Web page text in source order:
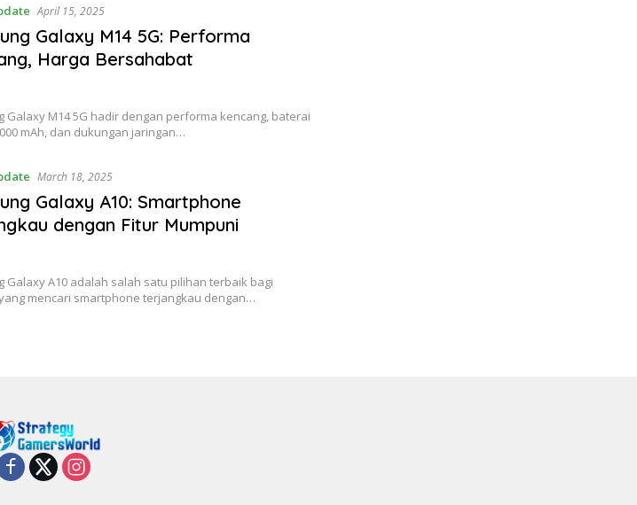
April 15, 2025
Galaxy M14 5G: Performa
Harga Bersahabat
Galaxy M14 5G hadir dengan performa kencang, baterai
mAh, dan dukungan jaringan…
March 18, 2025
Galaxy A10: Smartphone
dengan Fitur Mumpuni
Galaxy A10 adalah salah satu pilihan terbaik bagi
mencari smartphone terjangkau dengan…